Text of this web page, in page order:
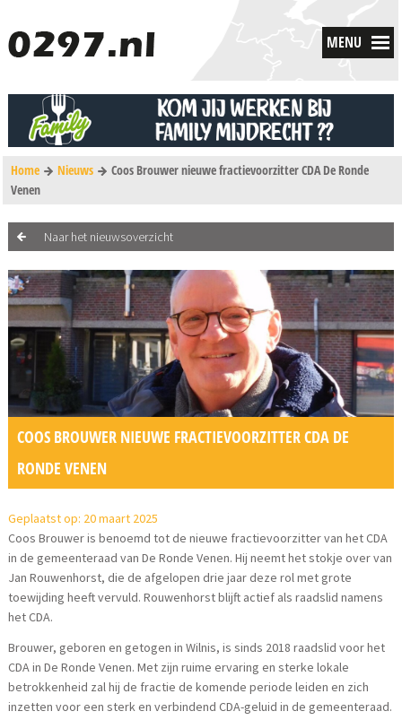
MENU
Home Nieuws
Coos Brouwer nieuwe fractievoorzitter CDA De Ronde
Venen
Naar het nieuwsoverzicht
COOS BROUWER NIEUWE FRACTIEVOORZITTER CDA DE
RONDE VENEN
Geplaatst op: 20 maart 2025
Coos Brouwer is benoemd tot de nieuwe fractievoorzitter van het CDA
in de gemeenteraad van De Ronde Venen. Hij neemt het stokje over van
Jan Rouwenhorst, die de afgelopen drie jaar deze rol met grote
toewijding heeft vervuld. Rouwenhorst blijft actief als raadslid namens
het CDA.
Brouwer, geboren en getogen in Wilnis, is sinds 2018 raadslid voor het
CDA in De Ronde Venen. Met zijn ruime ervaring en sterke lokale
betrokkenheid zal hij de fractie de komende periode leiden en zich
inzetten voor een sterk en verbindend CDA-geluid in de gemeenteraad.